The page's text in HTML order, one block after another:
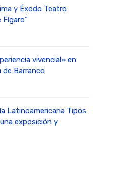
y Éxodo Teatro
Fígaro”
vivencial» en
de Barranco
Latinoamericana Tipos
exposición y